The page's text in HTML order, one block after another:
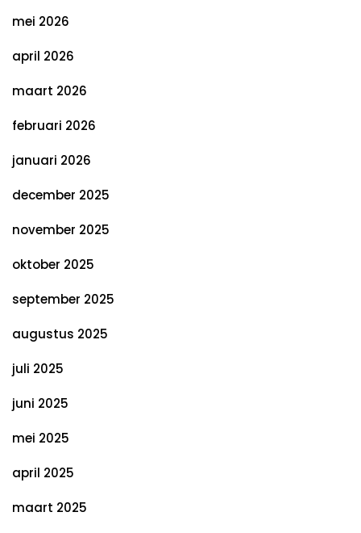
mei 2026
april 2026
maart 2026
februari 2026
januari 2026
december 2025
november 2025
oktober 2025
september 2025
augustus 2025
juli 2025
juni 2025
mei 2025
april 2025
maart 2025